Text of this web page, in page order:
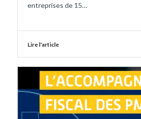
entreprises de 15…
Lire l'article